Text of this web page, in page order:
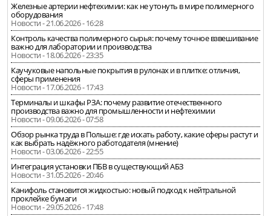
Железные артерии нефтехимии: как не утонуть в мире полимерного
оборудования
Новости - 21.06.2026 - 16:28
Контроль качества полимерного сырья: почему точное взвешивание
важно для лаборатории и производства
Новости - 18.06.2026 - 23:35
Каучуковые напольные покрытия в рулонах и в плитке: отличия,
сферы применения
Новости - 17.06.2026 - 17:43
Терминалы и шкафы РЗА: почему развитие отечественного
производства важно для промышленности и нефтехимии
Новости - 09.06.2026 - 07:58
Обзор рынка труда в Польше: где искать работу, какие сферы растут и
как выбрать надёжного работодателя (мнение)
Новости - 03.06.2026 - 22:55
Интеграция установки ПБВ в существующий АБЗ
Новости - 31.05.2026 - 20:46
Канифоль становится жидкостью: новый подход к нейтральной
проклейке бумаги
Новости - 29.05.2026 - 17:48